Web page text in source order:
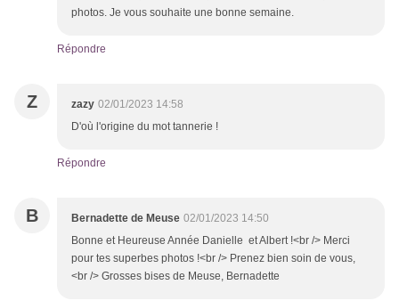
photos. Je vous souhaite une bonne semaine.
Répondre
Z zazy 02/01/2023 14:58
D'où l'origine du mot tannerie !
Répondre
B Bernadette de Meuse 02/01/2023 14:50
Bonne et Heureuse Année Danielle et Albert !<br /> Merci
pour tes superbes photos !<br /> Prenez bien soin de vous,
<br /> Grosses bises de Meuse, Bernadette